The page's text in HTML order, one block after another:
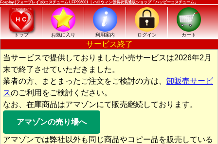
Forplay (フォープレイ)のコスチューム LFP993001 ｜ハロウィン仮装衣装通販ショップ「ハッピーコスチューム」
トップ お気に入り 利用案内 ログイン カート
サービス終了
当サービスで提供しておりました小売サービスは2026年2月
末で終了させていただきました。
業者の方、まとまったご注文をご検討の方は、 卸販売サービ
スのご利用をご検討ください。
なお、在庫商品はアマゾンにて販売継続しております。
アマゾンの売り場へ
アマゾンでは弊社以外も同じ商品やコピー品を販売している